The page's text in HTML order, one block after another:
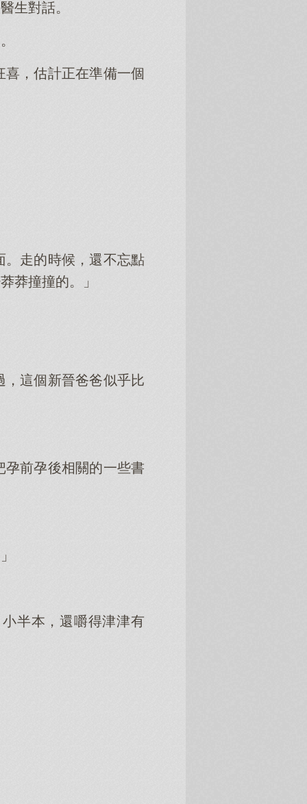
生對話。
，估計正在準備一個
。走的時候，還不忘點
莽撞撞的。」
這個新晉爸爸似乎比
前孕後相關的一些書
半本，還嚼得津津有